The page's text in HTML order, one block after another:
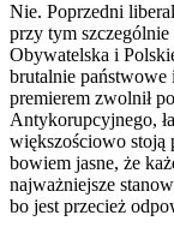
Nie. Poprzedni
przy tym
Obywatelska i
brutalnie państwowe
premierem zwolnił
Antykorupcyjnego,
większościowo stoją
bowiem jasne, że
najważniejsze
bo jest przecież